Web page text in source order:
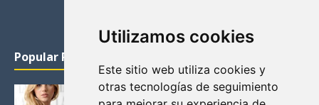
Utilizamos cookies
Este sitio web utiliza cookies y
otras tecnologías de seguimiento
Popular Posts
KATHERYN WINNICK: LA ACTRIZ MAS GUAPA DE